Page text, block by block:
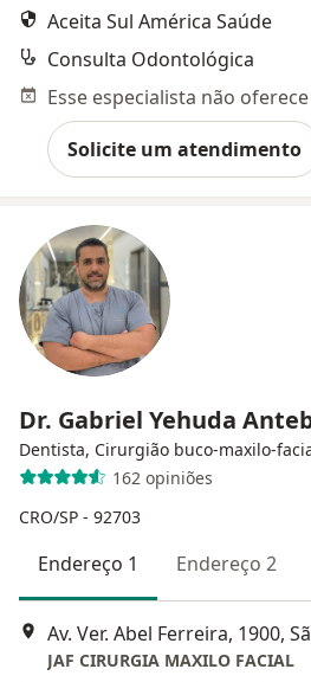
Aceita Sul América Saúde
Consulta Odontológica
Solicite um atendimento
Dr. Gabriel Yehuda
Dentista, Cirurgião buco-maxilo-
162 opiniões
CRO/SP - 92703
Endereço 1 Endereço 2
Av. Ver. Abel Ferreira, 1900,
JAF CIRURGIA MAXILO FACIAL